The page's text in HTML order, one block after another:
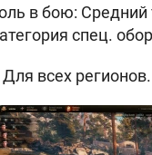
в бою: Средний
спец.
всех регионов.